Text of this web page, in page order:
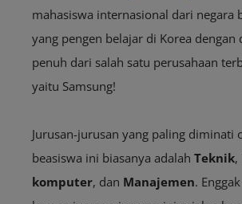
mahasiswa internasional dari negara
yang pengen belajar di Korea dengan
penuh dari salah satu perusahaan
yaitu Samsung!
Jurusan-jurusan yang paling diminati
beasiswa ini biasanya adalah Teknik,
komputer, dan Manajemen.